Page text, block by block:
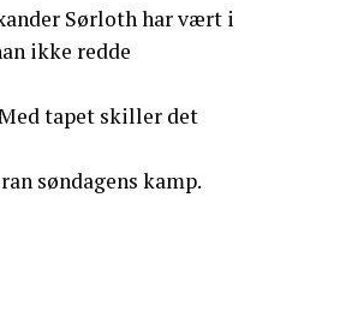
Sørloth har vært i
ikke redde
tapet skiller det
søndagens kamp.